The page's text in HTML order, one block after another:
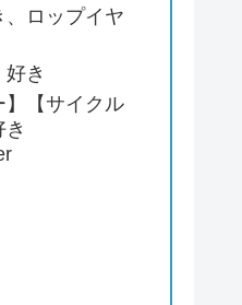
、ロップイヤ
好き
】【サイクル